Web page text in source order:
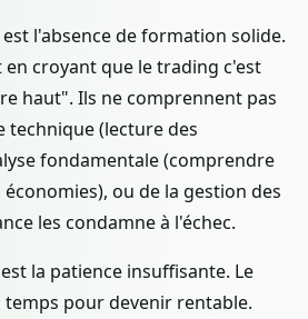
l'absence de formation solide.
en croyant que le trading c'est
haut". Ils ne comprennent pas
technique (lecture des
fondamentale (comprendre
ou de la gestion des
les condamne à l'échec.
la patience insuffisante. Le
pour devenir rentable.